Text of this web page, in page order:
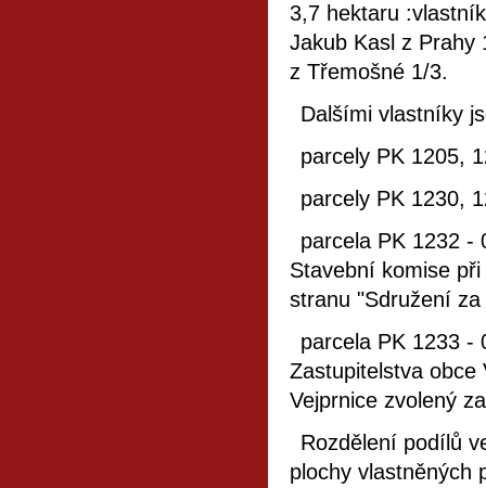
3,7 hektaru
Jakub Kasl z Prahy
z Třemošné 1/3.
Dalšími vlastníky
parcely PK 1205,
parcely PK 1230,
parcela PK 1232 -
Stavební komise
stranu "Sdružení
parcela PK 1233 -
Zastupitelstva obce
Vejprnice zvolený
Rozdělení podílů
plochy vlastněných